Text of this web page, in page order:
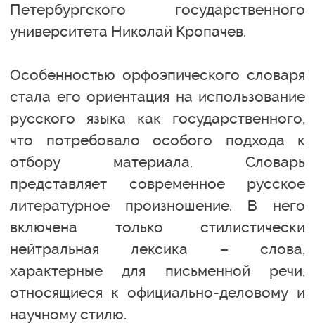
Петербургского государственного
университета Николай Кропачев.
Особенностью орфоэпического словаря
стала его ориентация на использование
русского языка как государственного,
что потребовало особого подхода к
отбору материала. Словарь
представляет современное русское
литературное произношение. В него
включена только стилистически
нейтральная лексика – слова,
характерные для письменной речи,
относящиеся к официально-деловому и
научному стилю.